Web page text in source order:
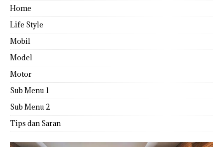
Home
Life Style
Mobil
Model
Motor
Sub Menu 1
Sub Menu 2
Tips dan Saran